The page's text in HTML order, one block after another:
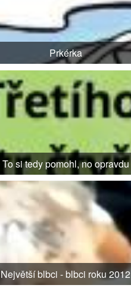
Prkérka
To si tedy pomohl, no opravdu
Největší blbci - blbci roku 2012